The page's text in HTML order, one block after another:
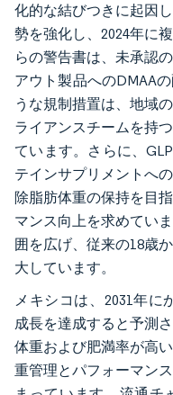
化的な結びつきに起因
勢を強化し、2024年に
らの警告書は、未承認
アウト製品へのDMAA
うな規制措置は、地域
ライアンスチームを持
ています。さらに、
テインサプリメントへ
除脂肪体重の保持を目
マンス向上を求めてい
囲を広げ、従来の18歳
大しています。
メキシコは、2031年に
成長を達成すると予測
体重および肥満率が高
重管理とパフォーマン